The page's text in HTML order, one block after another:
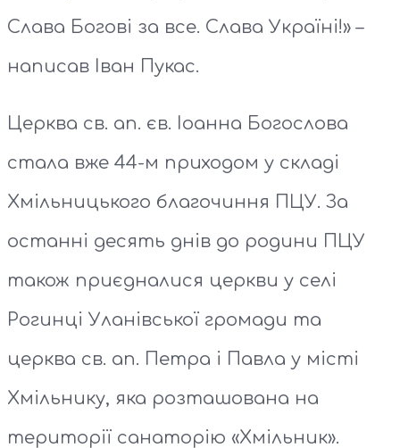
Слава Богові за все. Слава Україні!» –
написав Іван Пукас.
Церква св. ап. єв. Іоанна Богослова
стала вже 44-м приходом у складі
Хмільницького благочиння ПЦУ. За
останні десять днів до родини ПЦУ
також приєдналися церкви у селі
Рогинці Уланівської громади та
церква св. ап. Петра і Павла у місті
Хмільнику, яка розташована на
території санаторію «Хмільник».